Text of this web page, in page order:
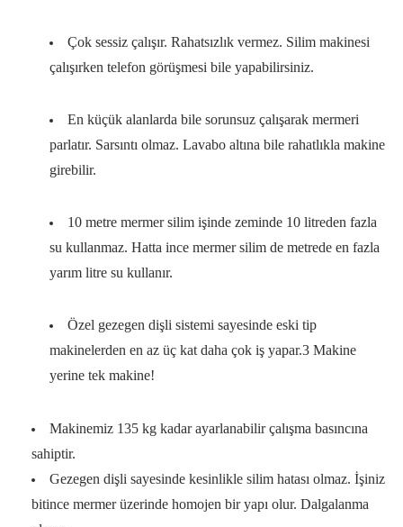
Çok sessiz çalışır. Rahatsızlık vermez. Silim makinesi
çalışırken telefon görüşmesi bile yapabilirsiniz.
En küçük alanlarda bile sorunsuz çalışarak mermeri
parlatır. Sarsıntı olmaz. Lavabo altına bile rahatlıkla makine
girebilir.
10 metre mermer silim işinde zeminde 10 litreden fazla
su kullanmaz. Hatta ince mermer silim de metrede en fazla
yarım litre su kullanır.
Özel gezegen dişli sistemi sayesinde eski tip
makinelerden en az üç kat daha çok iş yapar.3 Makine
yerine tek makine!
Makinemiz 135 kg kadar ayarlanabilir çalışma basıncına
sahiptir.
Gezegen dişli sayesinde kesinlikle silim hatası olmaz. İşiniz
bitince mermer üzerinde homojen bir yapı olur. Dalgalanma